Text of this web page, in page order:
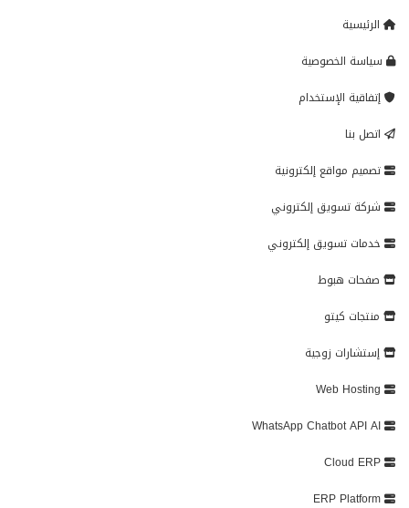
الرئيسية
سياسة الخصوصية
إتفاقية الإستخدام
اتصل بنا
تصميم مواقع إلكترونية
شركة تسويق إلكتروني
خدمات تسويق إلكتروني
صفحات هبوط
منتجات كيتو
إستشارات زوجية